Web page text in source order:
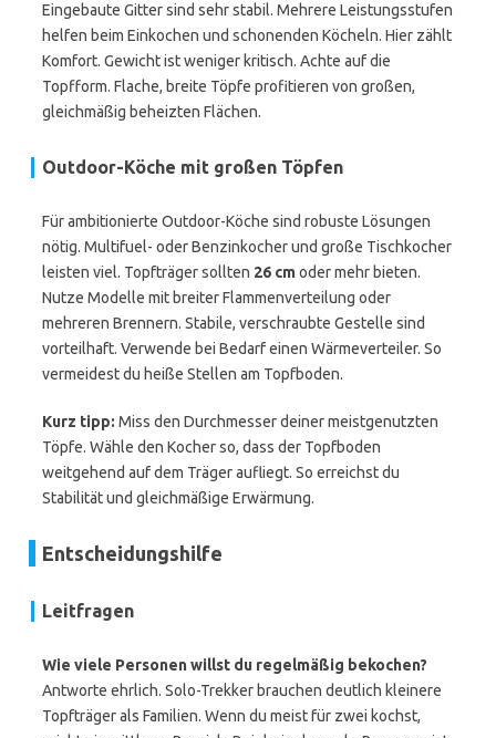
Eingebaute Gitter sind sehr stabil. Mehrere Leistungsstufen
helfen beim Einkochen und schonenden Köcheln. Hier zählt
Komfort. Gewicht ist weniger kritisch. Achte auf die
Topfform. Flache, breite Töpfe profitieren von großen,
gleichmäßig beheizten Flächen.
Outdoor-Köche mit großen Töpfen
Für ambitionierte Outdoor-Köche sind robuste Lösungen
nötig. Multifuel- oder Benzinkocher und große Tischkocher
leisten viel. Topfträger sollten 26 cmoder mehr bieten.
Nutze Modelle mit breiter Flammenverteilung oder
mehreren Brennern. Stabile, verschraubte Gestelle sind
vorteilhaft. Verwende bei Bedarf einen Wärmeverteiler. So
vermeidest du heiße Stellen am Topfboden.
Kurz tipp: Miss den Durchmesser deiner meistgenutzten
Töpfe. Wähle den Kocher so, dass der Topfboden
weitgehend auf dem Träger aufliegt. So erreichst du
Stabilität und gleichmäßige Erwärmung.
Entscheidungshilfe
Leitfragen
Wie viele Personen willst du regelmäßig bekochen?
Antworte ehrlich. Solo-Trekker brauchen deutlich kleinere
Topfträger als Familien. Wenn du meist für zwei kochst,